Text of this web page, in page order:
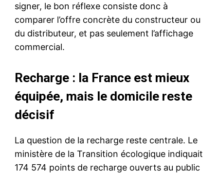
signer, le bon réflexe consiste donc à
comparer l’offre concrète du constructeur ou
du distributeur, et pas seulement l’affichage
commercial.
Recharge : la France est mieux
équipée, mais le domicile reste
décisif
La question de la recharge reste centrale. Le
ministère de la Transition écologique indiquait
174 574 points de recharge ouverts au public